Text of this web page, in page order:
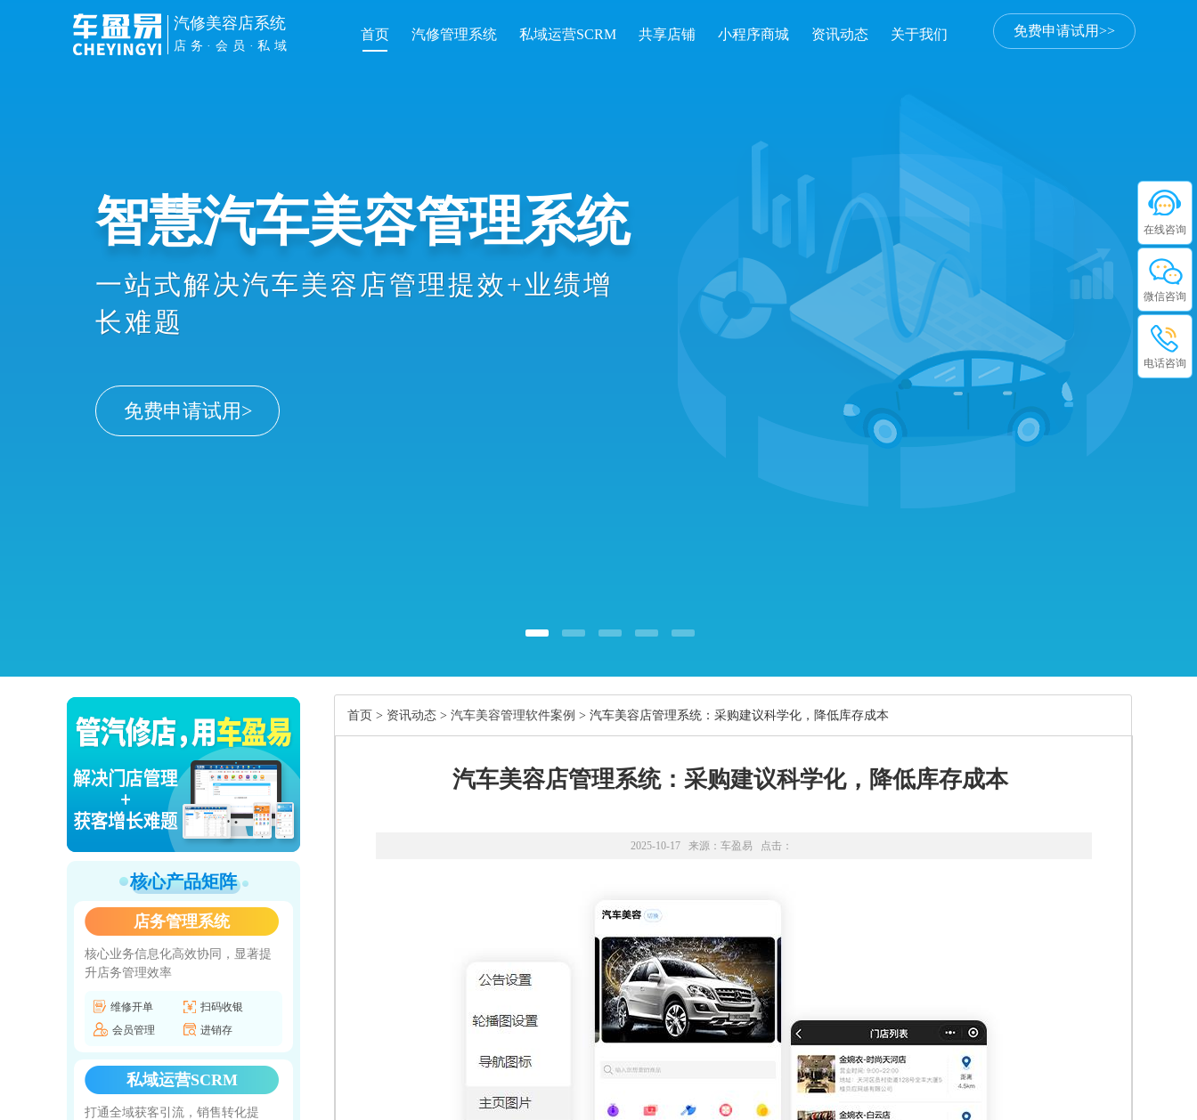
免费申请试用>>
汽修美容店系统
店务·会员·私域
首页 汽修管理系统 私域运营SCRM 共享店铺 小程序商城 资讯动态 关于我们
管理提效
手机扫车牌接车、维修开单收银、会
员办卡消费、业绩提成统计等数智化
协同，显著提升店务管理效率
核心产品矩阵
店务管理系统
核心业务信息化高效协同，显著提
升店务管理效率
维修开单
扫码收银
会员管理
进销存
私域运营SCRM
打通全域获客引流，销售转化提
首页 > 资讯动态 > 汽车美容管理软件案例 > 汽车美容店管理系统：采购建议科学化，降低库存成本
汽车美容店管理系统：采购建议科学化，降低库存成本
2025-10-17 来源： 车盈易 点击：
在线咨询
微信咨询
电话咨询